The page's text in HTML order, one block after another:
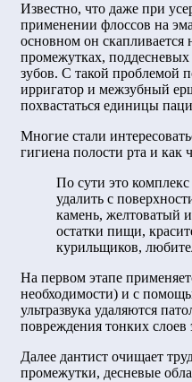
Известно, что даже при
применении флоссов на
основном он
промежутках,
зубов. С такой проблемой
ирригатор и межзубный
похвастаться единицы
Многие стали
гигиена полости рта и как
По сути это
удалить с
камень, желтоватый
остатки пищи,
курильщиков,
На первом этапе
необходимости) и с
ультразвука удаляются
повреждения тонких слоев
Далее дантист очищает
промежутки, десневые